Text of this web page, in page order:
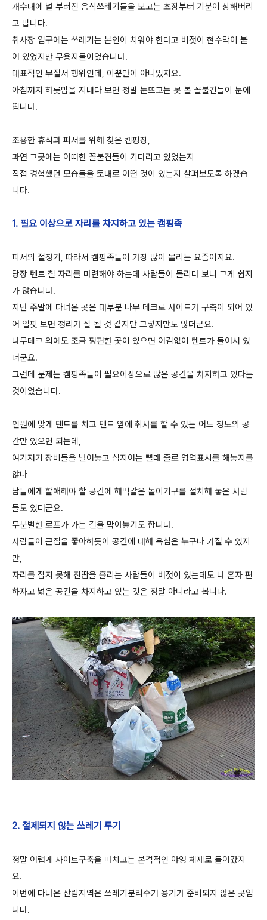
개수대에 널 부러진 음식쓰레기들을 보고는 초장부터 기분이 상해버리
고 맙니다.
취사장 입구에는 쓰레기는 본인이 치워야 한다고 버젓이 현수막이 붙
어 있었지만 무용지물이었습니다.
대표적인 무질서 행위인데, 이뿐만이 아니었지요.
아침까지 하룻밤을 지내다 보면 정말 눈뜨고는 못 볼 꼴불견들이 눈에
띱니다.
조용한 휴식과 피서를 위해 찾은 캠핑장,
과연 그곳에는 어떠한 꼴불견들이 기다리고 있었는지
직접 경험했던 모습들을 토대로 어떤 것이 있는지 살펴보도록 하겠습
니다.
1. 필요 이상으로 자리를 차지하고 있는 캠핑족
피서의 절정기, 따라서 캠핑족들이 가장 많이 몰리는 요즘이지요.
당장 텐트 칠 자리를 마련해야 하는데 사람들이 몰리다 보니 그게 쉽지
가 않습니다.
지난 주말에 다녀온 곳은 대부분 나무 데크로 사이트가 구축이 되어 있
어 얼핏 보면 정리가 잘 될 것 같지만 그렇지만도 않더군요.
나무데크 외에도 조금 평편한 곳이 있으면 어김없이 텐트가 들어서 있
더군요.
그런데 문제는 캠핑족들이 필요이상으로 많은 공간을 차지하고 있다는
것이었습니다.
인원에 맞게 텐트를 치고 텐트 앞에 취사를 할 수 있는 어느 정도의 공
간만 있으면 되는데,
여기저기 장비들을 널어놓고 심지어는 빨래 줄로 영역표시를 해놓지를
않나
남들에게 할애해야 할 공간에 해먹같은 놀이기구를 설치해 놓은 사람
들도 있더군요.
무분별한 로프가 가는 길을 막아놓기도 합니다.
사람들이 큰집을 좋아하듯이 공간에 대해 욕심은 누구나 가질 수 있지
만,
자리를 잡지 못해 진땀을 흘리는 사람들이 버젓이 있는데도 나 혼자 편
하자고 넓은 공간을 차지하고 있는 것은 정말 아니라고 봅니다.
2. 절제되지 않는 쓰레기 투기
정말 어렵게 사이트구축을 마치고는 본격적인 야영 체제로 들어갔지
요.
이번에 다녀온 산림지역은 쓰레기분리수거 용기가 준비되지 않은 곳입
니다.